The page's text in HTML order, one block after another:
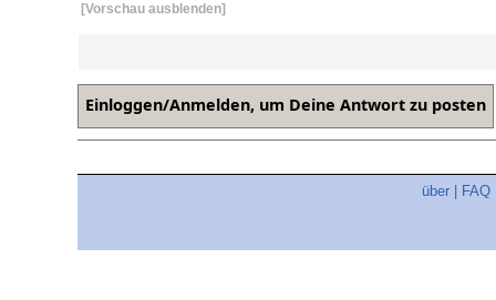
[Vorschau ausblenden]
über FAQ